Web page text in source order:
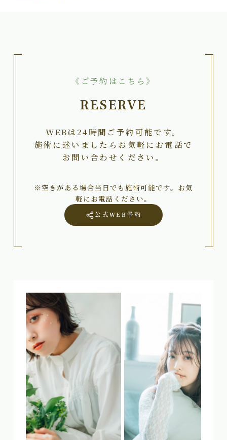
《ご予約はこちら》
RESERVE
WEBは24時間ご予約可能です。
施術に迷いましたらお気軽にお電話で
お問い合わせください。
※空きがある場合当日でも施術可能です。お気
軽にお電話ください。
公式WEB予約